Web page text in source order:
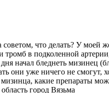
что делать? У
в подколенной
начал бледнеть мизинец
они уже ничего не
какие препараты
город Вязьма